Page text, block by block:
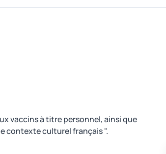
vaccins à titre personnel, ainsi que
contexte culturel français ".